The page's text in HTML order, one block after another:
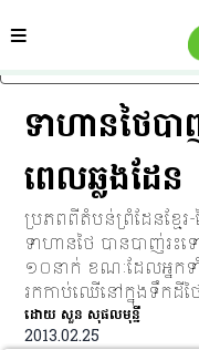
រំលងទៅមាតិកាចម្
ផ្នែក
ទាហាន​ថៃ​បា
ពេល​ឆ្លង​ដែន
ប្រភព​ពី​តំបន់​ព្រំដែន​ខ្មែរ-​
ទាហាន​ថៃ បាន​បាញ់​រះ​ទ
១០​នាក់ ខណៈ​ដែល​អ្នក​ទ
រក​កាប់​ឈើ​នៅ​ក្នុង​ទឹក​ដី​ថ
ដោយ សួន សុផលមុន្នី
2013.02.25